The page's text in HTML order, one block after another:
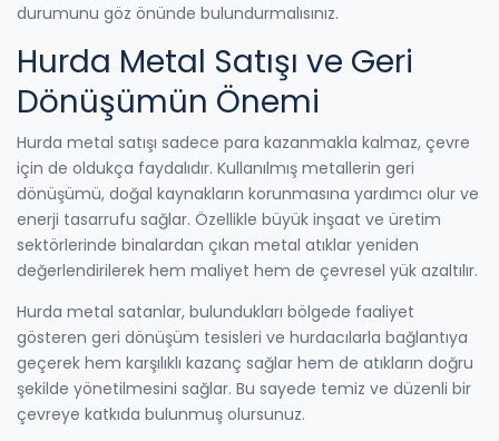
durumunu göz önünde bulundurmalısınız.
Hurda Metal Satışı ve Geri
Dönüşümün Önemi
Hurda metal satışı sadece para kazanmakla kalmaz, çevre
için de oldukça faydalıdır. Kullanılmış metallerin geri
dönüşümü, doğal kaynakların korunmasına yardımcı olur ve
enerji tasarrufu sağlar. Özellikle büyük inşaat ve üretim
sektörlerinde binalardan çıkan metal atıklar yeniden
değerlendirilerek hem maliyet hem de çevresel yük azaltılır.
Hurda metal satanlar, bulundukları bölgede faaliyet
gösteren geri dönüşüm tesisleri ve hurdacılarla bağlantıya
geçerek hem karşılıklı kazanç sağlar hem de atıkların doğru
şekilde yönetilmesini sağlar. Bu sayede temiz ve düzenli bir
çevreye katkıda bulunmuş olursunuz.